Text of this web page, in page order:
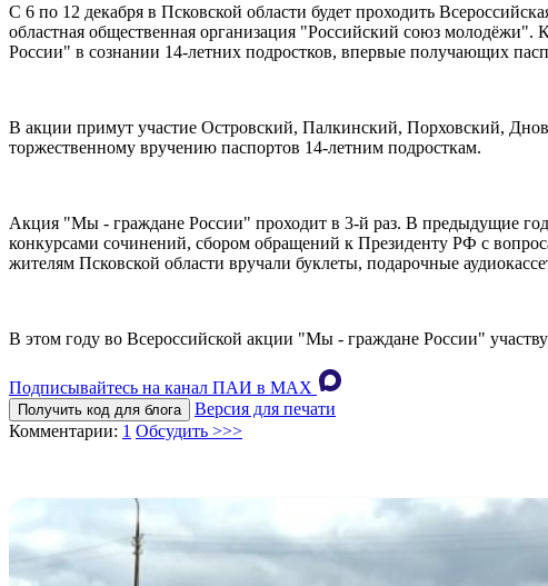
С 6 по 12 декабря в Псковской области будет проходить
областная общественная организация "Российский союз
России" в сознании 14-летних подростков, впервые получающих
В акции примут участие Островский, Палкинский, Порховский,
торжественному вручению паспортов 14-летним подросткам.
Акция "Мы - граждане России" проходит в 3-й раз. В предыдущие
конкурсами сочинений, сбором обращений к Президенту РФ с
жителям Псковской области вручали буклеты, подарочные
В этом году во Всероссийской акции "Мы - граждане России"
Подписывайтесь на канал ПАИ в MAХ
Получить код для блога
Версия для печати
Комментарии: 1 Обсудить >>>